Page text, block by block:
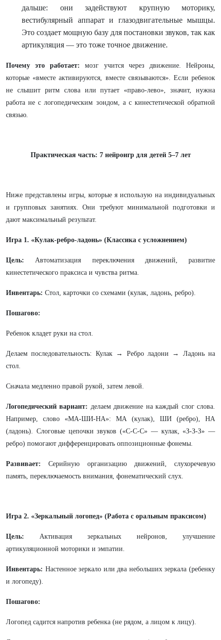
дальше: они задействуют крупную моторику,
вестибулярный аппарат и глазодвигательные мышцы.
Это создает мощную базу для постановки звуков, так как
артикуляция — это тоже точное движение.
Почему это работает: мозг учится через движение. Нейроны,
которые «вместе активируются, вместе связываются». Если ребенок
не слышит ритм слова или путает «право-лево», значит, нужна
работа не с логопедическим зондом, а с кинестетической обратной
связью.
Практическая часть: 7 нейроигр для детей 5–7 лет
Ниже представлены игры, которые я использую на индивидуальных
и групповых занятиях. Они требуют минимальной подготовки и
дают максимальный результат.
Игра 1. «Кулак-ребро-ладонь» (Классика с усложнением)
Цель: Автоматизация переключения движений, развитие
кинестетического праксиса и чувства ритма.
Инвентарь: Стол, карточки со схемами (кулак, ладонь, ребро).
Пошагово:
Ребенок кладет руки на стол.
Делаем последовательность: Кулак → Ребро ладони → Ладонь на
стол.
Сначала медленно правой рукой, затем левой.
Логопедический вариант: делаем движение на каждый слог слова.
Например, слово «МА-ШИ-НА»: МА (кулак), ШИ (ребро), НА
(ладонь). Слоговые цепочки звуков («С-С-С» — кулак, «З-З-З» —
ребро) помогают дифференцировать оппозиционные фонемы.
Развивает: Серийную организацию движений, слухоречевую
память, переключаемость внимания, фонематический слух.
Игра 2. «Зеркальный логопед» (Работа с оральным праксисом)
Цель: Активация зеркальных нейронов, улучшение
артикуляционной моторики и эмпатии.
Инвентарь: Настенное зеркало или два небольших зеркала (ребенку
и логопеду).
Пошагово:
Логопед садится напротив ребенка (не рядом, а лицом к лицу).